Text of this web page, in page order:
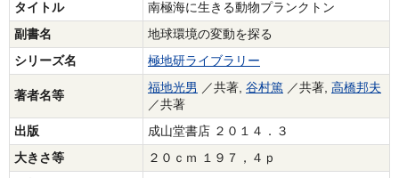
タイトル
南極海に生きる動物プランクトン
副書名
地球環境の変動を探る
シリーズ名
極地研ライブラリー
著者名等
福地光男 ／共著, 谷村篤 ／共著, 高橋邦夫
／共著
出版
成山堂書店 ２０１４．３
大きさ等
２０ｃｍ １９７，４ｐ